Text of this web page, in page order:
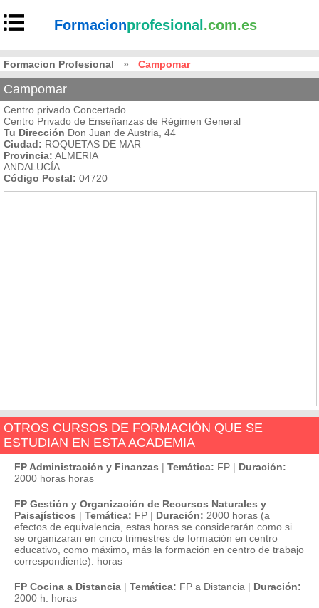
Formacionprofesional .com.es
Formacion Profesional » Campomar
Campomar
Centro privado Concertado
Centro Privado de Enseñanzas de Régimen General
Tu Dirección Don Juan de Austria, 44
Ciudad: ROQUETAS DE MAR
Provincia: ALMERIA
ANDALUCÍA
Código Postal: 04720
OTROS CURSOS DE FORMACIÓN QUE SE
ESTUDIAN EN ESTA ACADEMIA
FP Administración y Finanzas | Temática: FP | Duración:
2000 horas horas
FP Gestión y Organización de Recursos Naturales y
Paisajísticos | Temática: FP | Duración: 2000 horas (a
efectos de equivalencia, estas horas se considerarán como si
se organizaran en cinco trimestres de formación en centro
educativo, como máximo, más la formación en centro de trabajo
correspondiente). horas
FP Cocina a Distancia | Temática: FP a Distancia | Duración:
2000 h. horas